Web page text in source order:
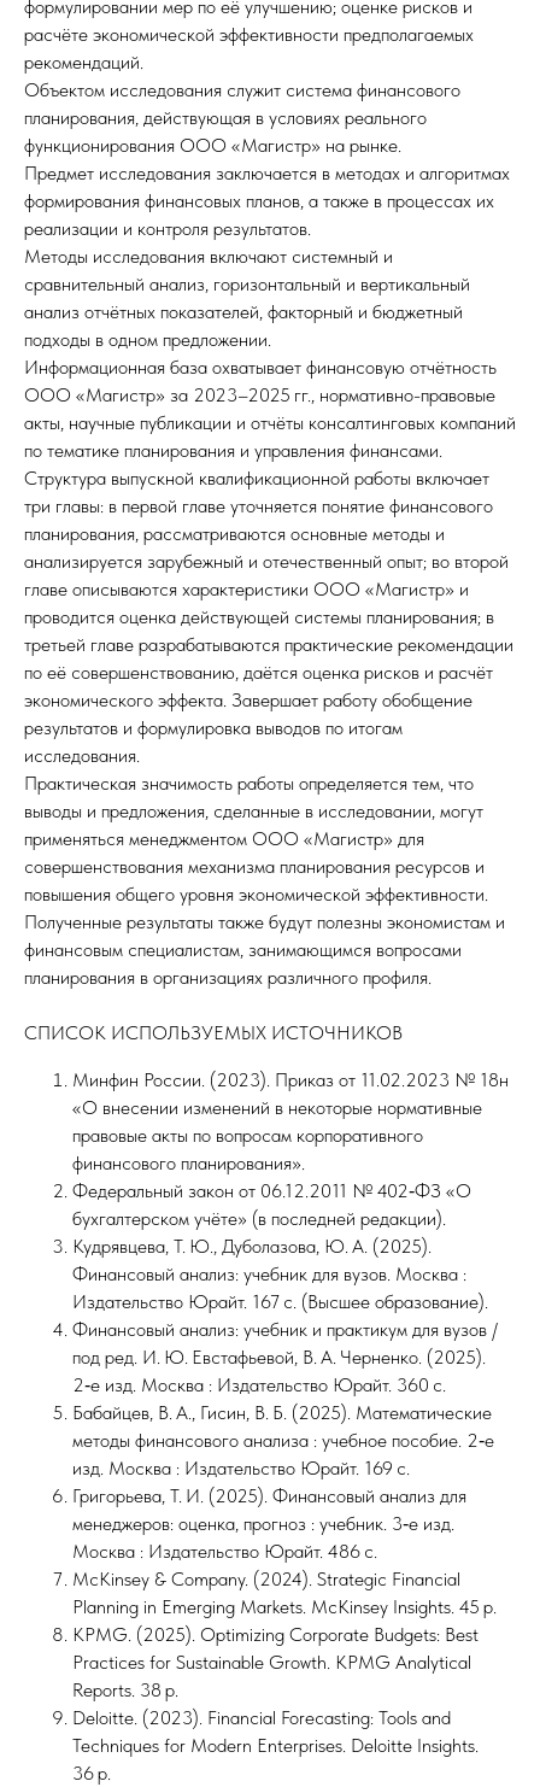
формулировании мер по её улучшению; оценке рисков и
расчёте экономической эффективности предполагаемых
рекомендаций.
Объектом исследования служит система финансового
планирования, действующая в условиях реального
функционирования ООО «Магистр» на рынке.
Предмет исследования заключается в методах и алгоритмах
формирования финансовых планов, а также в процессах их
реализации и контроля результатов.
Методы исследования включают системный и
сравнительный анализ, горизонтальный и вертикальный
анализ отчётных показателей, факторный и бюджетный
подходы в одном предложении.
Информационная база охватывает финансовую отчётность
ООО «Магистр» за 2023–2025 гг., нормативно-правовые
акты, научные публикации и отчёты консалтинговых компаний
по тематике планирования и управления финансами.
Структура выпускной квалификационной работы включает
три главы: в первой главе уточняется понятие финансового
планирования, рассматриваются основные методы и
анализируется зарубежный и отечественный опыт; во второй
главе описываются характеристики ООО «Магистр» и
проводится оценка действующей системы планирования; в
третьей главе разрабатываются практические рекомендации
по её совершенствованию, даётся оценка рисков и расчёт
экономического эффекта. Завершает работу обобщение
результатов и формулировка выводов по итогам
исследования.
Практическая значимость работы определяется тем, что
выводы и предложения, сделанные в исследовании, могут
применяться менеджментом ООО «Магистр» для
совершенствования механизма планирования ресурсов и
повышения общего уровня экономической эффективности.
Полученные результаты также будут полезны экономистам и
финансовым специалистам, занимающимся вопросами
планирования в организациях различного профиля.
СПИСОК ИСПОЛЬЗУЕМЫХ ИСТОЧНИКОВ
Минфин России. (2023). Приказ от 11.02.2023 № 18н
«О внесении изменений в некоторые нормативные
правовые акты по вопросам корпоративного
финансового планирования».
Федеральный закон от 06.12.2011 № 402‑ФЗ «О
бухгалтерском учёте» (в последней редакции).
Кудрявцева, Т. Ю., Дуболазова, Ю. А. (2025).
Финансовый анализ: учебник для вузов. Москва :
Издательство Юрайт. 167 с. (Высшее образование).
Финансовый анализ: учебник и практикум для вузов /
под ред. И. Ю. Евстафьевой, В. А. Черненко. (2025).
2‑е изд. Москва : Издательство Юрайт. 360 с.
Бабайцев, В. А., Гисин, В. Б. (2025). Математические
методы финансового анализа : учебное пособие. 2‑е
изд. Москва : Издательство Юрайт. 169 с.
Григорьева, Т. И. (2025). Финансовый анализ для
менеджеров: оценка, прогноз : учебник. 3‑е изд.
Москва : Издательство Юрайт. 486 с.
McKinsey & Company. (2024). Strategic Financial
Planning in Emerging Markets. McKinsey Insights. 45 p.
KPMG. (2025). Optimizing Corporate Budgets: Best
Practices for Sustainable Growth. KPMG Analytical
Reports. 38 p.
Deloitte. (2023). Financial Forecasting: Tools and
Techniques for Modern Enterprises. Deloitte Insights.
36 p.